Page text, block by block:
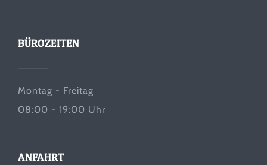
BÜROZEITEN
Montag - Freitag
08:00 - 19:00 Uhr
ANFAHRT